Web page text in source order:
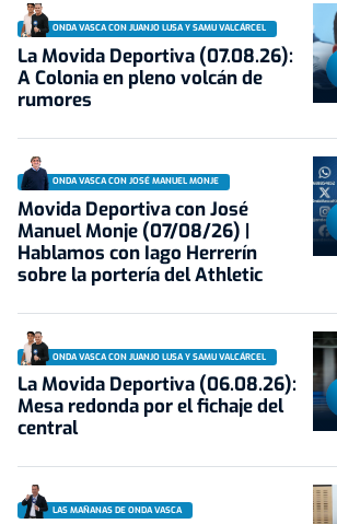
ONDA VASCA CON JUANJO LUSA Y SAMU VALCÁRCEL
La Movida Deportiva (07.08.26):
A Colonia en pleno volcán de
rumores
ONDA VASCA CON JOSÉ MANUEL MONJE
Movida Deportiva con José
Manuel Monje (07/08/26) |
Hablamos con Iago Herrerín
sobre la portería del Athletic
ONDA VASCA CON JUANJO LUSA Y SAMU VALCÁRCEL
La Movida Deportiva (06.08.26):
Mesa redonda por el fichaje del
central
LAS MAÑANAS DE ONDA VASCA